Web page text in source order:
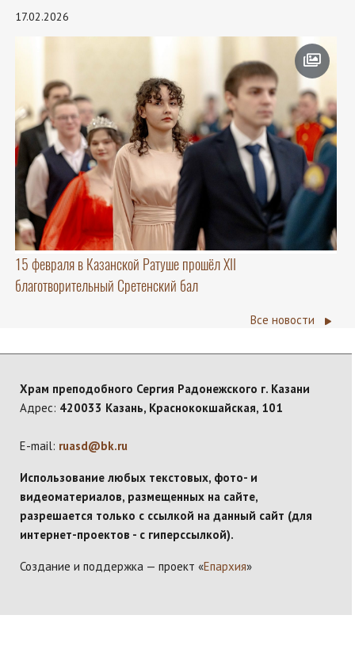
17.02.2026
15 февраля в Казанской Ратуше прошёл XII
благотворительный Сретенский бал
Все новости
Храм преподобного Сергия Радонежского г. Казани
Адрес: 420033 Казань, Краснококшайская, 101
E-mail: ruasd@bk.ru
Использование любых текстовых, фото- и
видеоматериалов, размещенных на сайте,
разрешается только с ссылкой на данный сайт (для
интернет-проектов - с гиперссылкой).
Создание и поддержка — проект «Епархия»